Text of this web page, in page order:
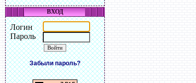
ВХОД
Логин
Пароль
Забыли пароль?